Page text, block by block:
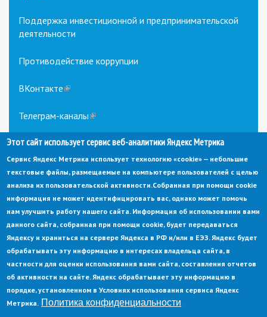
Поддержка инвестиционной и предпринимательской
деятельности
Противодействие коррупции
ВКонтакте(link
external)
Телеграм-каналы(link
external)
© Администрация города Заречный
Электронная почта:
adm@zarechny.zato.ru
sends
e-
mail)
Пензенская обл, г. Заречный, пр-кт. 30-летия Победы, д. 27, 442960
При публикации материалов сайта ссылка на источник обязательна.
Политика конфиденциальности Ссылка на старый сайт
Этот сайт использует сервис веб-аналитики Яндекс Метрика
Сервис Яндекс Метрика использует технологию «cookie» — небольшие
текстовые файлы, размещаемые на компьютере пользователей с целью
анализа их пользовательской активности.Собранная при помощи cookie
информация не может идентифицировать вас, однако может помочь
нам улучшить работу нашего сайта. Информация об использовании вами
данного сайта, собранная при помощи cookie, будет передаваться
Яндексу и храниться на сервере Яндекса в РФ и/или в ЕЭЗ. Яндекс будет
обрабатывать эту информацию в интересах владельца сайта, в
частности для оценки использования вами сайта, составления отчетов
об активности на сайте. Яндекс обрабатывает эту информацию в
порядке, установленном в Условиях использования сервиса Яндекс
Метрика. Политика конфиденциальности